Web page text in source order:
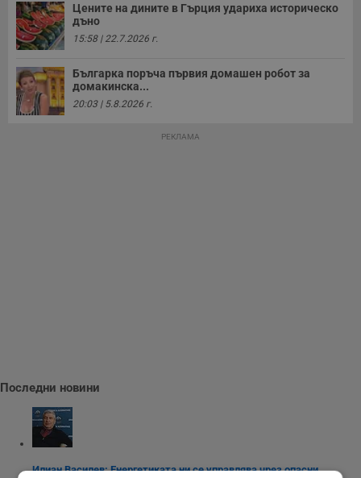
Цените на дините в Гърция удариха историческо
дъно
15:58 | 22.7.2026 г.
Българка поръча първия домашен робот за
домакинска...
20:03 | 5.8.2026 г.
РЕКЛАМА
Последни новини
Илиан Василев: Енергетиката ни се управлява чрез опасни...